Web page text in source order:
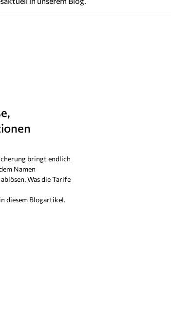
bringt endlich
Namen
Was die Tarife
diesem Blogartikel.